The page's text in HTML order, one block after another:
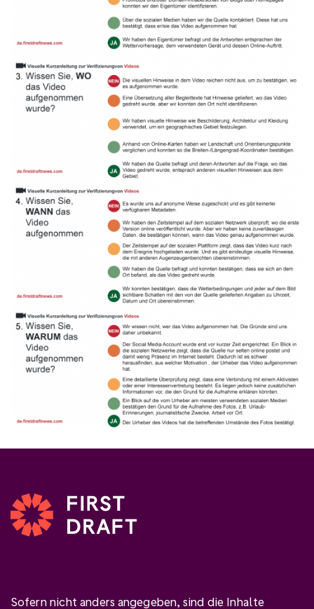
Sofern nicht anders angegeben, sind die Inhalte